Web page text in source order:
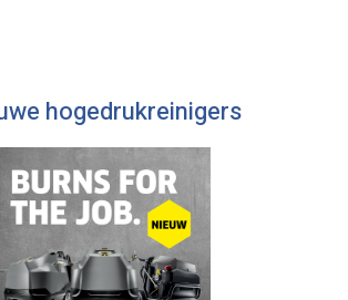
hogedrukreinigers